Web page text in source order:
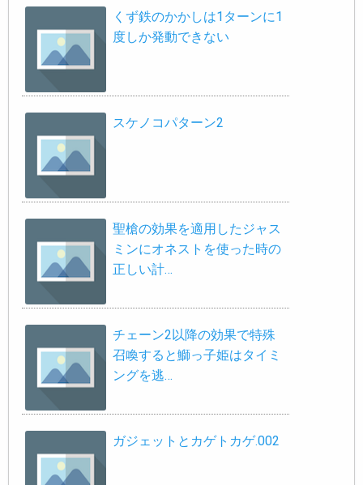
くず鉄のかかしは1ターンに1
度しか発動できない
スケノコパターン2
聖槍の効果を適用したジャス
ミンにオネストを使った時の
正しい計…
チェーン2以降の効果で特殊
召喚すると鰤っ子姫はタイミ
ングを逃…
ガジェットとカゲトカゲ.002